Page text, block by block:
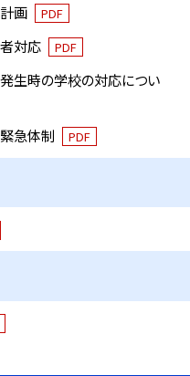
画 PDF
対応 PDF
生時の学校の対応につい
急体制 PDF